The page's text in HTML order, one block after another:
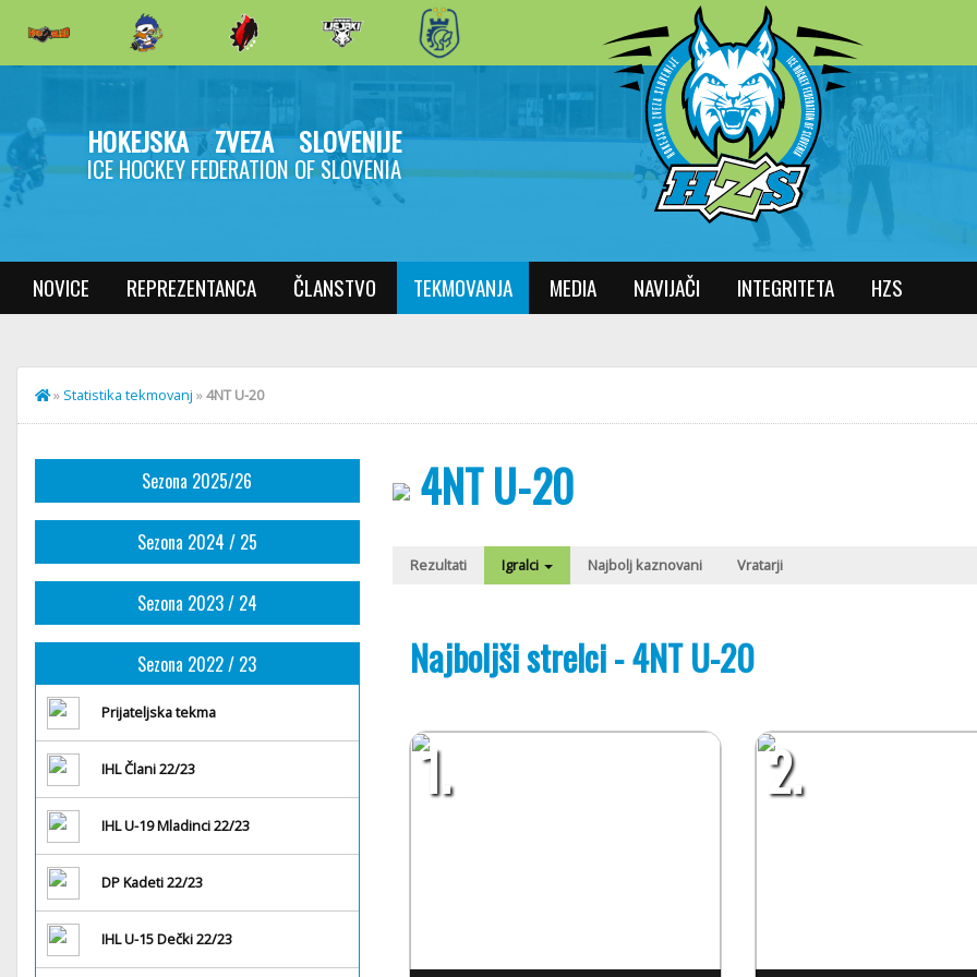
HOKEJSKA ZVEZA SLOVENIJE
ICE HOCKEY FEDERATION OF SLOVENIA
NOVICE REPREZENTANCA ČLANSTVO TEKMOVANJA MEDIA NAVIJAČI INTEGRITETA HZS
» Statistika tekmovanj »4NT U-20
Sezona 2025/26
Sezona 2024 / 25
Sezona 2023 / 24
Sezona 2022 / 23
Prijateljska tekma
IHL Člani 22/23
IHL U-19 Mladinci 22/23
DP Kadeti 22/23
IHL U-15 Dečki 22/23
4NT U-20
Rezultati Igralci Najbolj kaznovani Vratarji
Najboljši strelci - 4NT U-20
1. 2.